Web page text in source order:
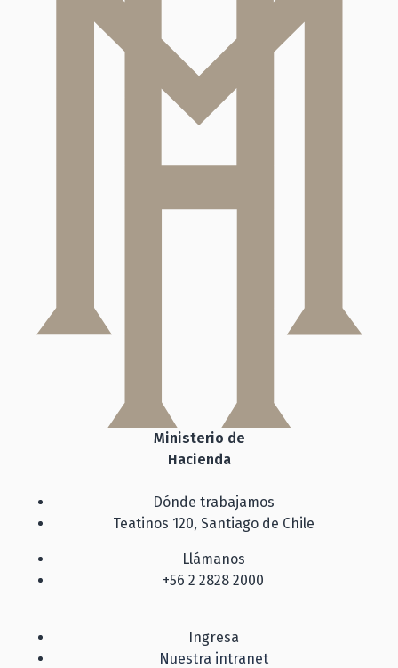
Ministerio de
Hacienda
Dónde trabajamos
Teatinos 120, Santiago de Chile
Llámanos
+56 2 2828 2000
Ingresa
Nuestra intranet